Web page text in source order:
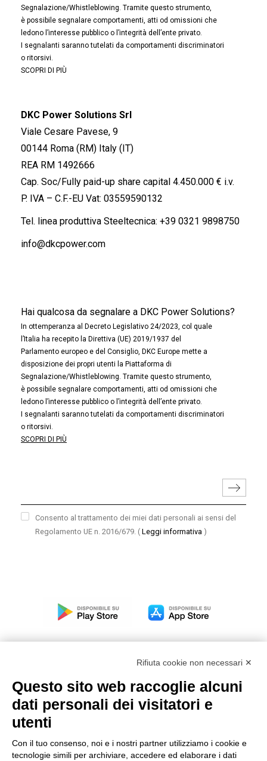
Segnalazione/Whistleblowing. Tramite questo strumento,
è possibile segnalare comportamenti, atti od omissioni che
ledono l’interesse pubblico o l’integrità dell’ente privato.
I segnalanti saranno tutelati da comportamenti discriminatori
o ritorsivi.
SCOPRI DI PIÙ
DKC Power Solutions Srl
Viale Cesare Pavese, 9
00144 Roma (RM) Italy (IT)
REA RM 1492666
Cap. Soc/Fully paid-up share capital 4.450.000 € i.v.
P. IVA – C.F.-EU Vat: 03559590132
Tel. linea produttiva Steeltecnica: +39 0321 9898750
info@dkcpower.com
Hai qualcosa da segnalare a DKC Power Solutions?
In ottemperanza al Decreto Legislativo 24/2023, col quale
l’Italia ha recepito la Direttiva (UE) 2019/1937 del
Parlamento europeo e del Consiglio, DKC Europe mette a
disposizione dei propri utenti la Piattaforma di
Segnalazione/Whistleblowing. Tramite questo strumento,
è possibile segnalare comportamenti, atti od omissioni che
ledono l’interesse pubblico o l’integrità dell’ente privato.
I segnalanti saranno tutelati da comportamenti discriminatori
o ritorsivi.
SCOPRI DI PIÙ
Consento al trattamento dei miei dati personali ai sensi del
Regolamento UE n. 2016/679. ( Leggi informativa )
Modello organizzativo, gestione e controllo – D. lgs.
231/2001
Condizioni generali di vendita DKC Power Solutions
Rifiuta cookie non necessari ✕
Questo sito web raccoglie alcuni
dati personali dei visitatori e
utenti
Con il tuo consenso, noi e i nostri partner utilizziamo i cookie e
tecnologie simili per archiviare, accedere ed elaborare i dati